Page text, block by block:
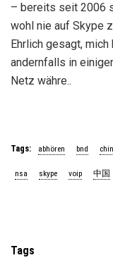
– bereits seit 2006
wohl nie auf Skype
Ehrlich gesagt,
andernfalls in
Netz währe..
Tags: abhören bnd
nsa skype voip 中国
Tags